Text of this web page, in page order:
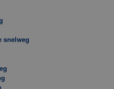
snelweg